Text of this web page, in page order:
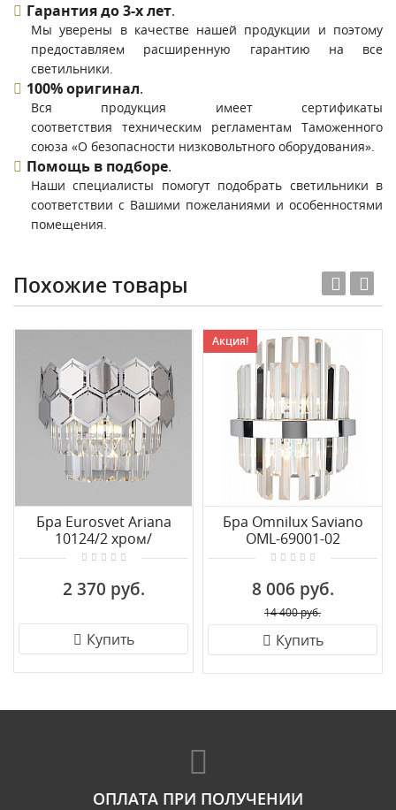
Гарантия до 3-х лет.
Мы уверены в качестве нашей продукции и поэтому
предоставляем расширенную гарантию на все
светильники.
100% оригинал.
Вся продукция имеет сертификаты
соответствия техническим регламентам Таможенного
союза «О безопасности низковольтного оборудования».
Помощь в подборе.
Наши специалисты помогут подобрать светильники в
соответствии с Вашими пожеланиями и особенностями
помещения.
Похожие товары
Бра Eurosvet Ariana
10124/2 хром/
прозрачный хрусталь
2 370 руб.
Купить
Акция!
Бра Omnilux Saviano
OML-69001-02
8 006 руб.
14 400 руб.
Купить
ОПЛАТА ПРИ ПОЛУЧЕНИИ